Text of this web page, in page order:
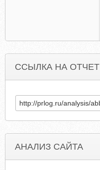
ССЫЛКА НА ОТЧЕТ
АНАЛИЗ САЙТА